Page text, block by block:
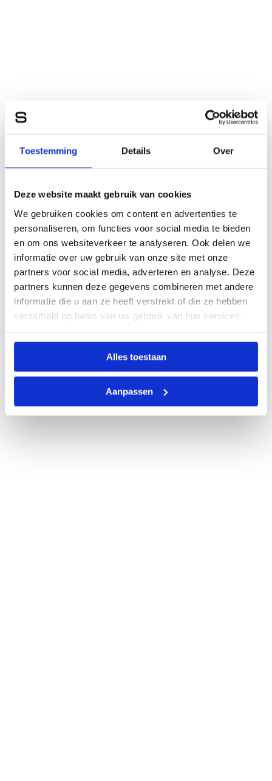
Toestemming Details Over
Deze website maakt gebruik van cookies
We gebruiken cookies om content en advertenties te
personaliseren, om functies voor social media te bieden
en om ons websiteverkeer te analyseren. Ook delen we
informatie over uw gebruik van onze site met onze
partners voor social media, adverteren en analyse. Deze
partners kunnen deze gegevens combineren met andere
informatie die u aan ze heeft verstrekt of die ze hebben
verzameld op basis van uw gebruik van hun services.
Alles toestaan
Aanpassen